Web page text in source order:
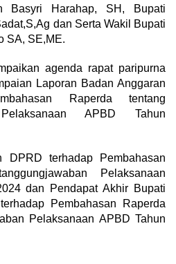
Basyri Harahap, SH, Bupati
dan Serta Wakil Bupati
SA, SE,ME.
agenda rapat paripurna
Laporan Badan Anggaran
Raperda tentang
Pelaksanaan APBD Tahun
DPRD terhadap Pembahasan
Pelaksanaan
dan Pendapat Akhir Bupati
Pembahasan Raperda
Pelaksanaan APBD Tahun